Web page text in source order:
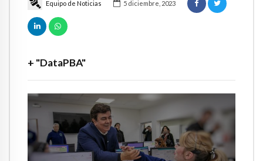
Equipo de Noticias 5 diciembre, 2023
+ "DataPBA"